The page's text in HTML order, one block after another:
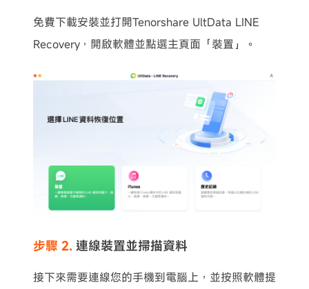
免費下載安裝並打開Tenorshare UltData LINE
Recovery，開啟軟體並點選主頁面「裝置」。
步驟 2. 連線裝置並掃描資料
接下來需要連線您的手機到電腦上，並按照軟體提